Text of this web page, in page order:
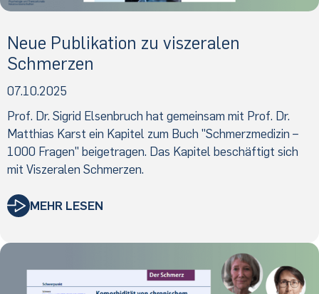
Neue Publikation zu viszeralen
Schmerzen
07.10.2025
Prof. Dr. Sigrid Elsenbruch hat gemeinsam mit Prof. Dr.
Matthias Karst ein Kapitel zum Buch "Schmerzmedizin –
1000 Fragen" beigetragen. Das Kapitel beschäftigt sich
mit Viszeralen Schmerzen.
MEHR LESEN